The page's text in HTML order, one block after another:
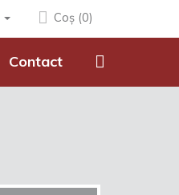
Coș (0)
Contact